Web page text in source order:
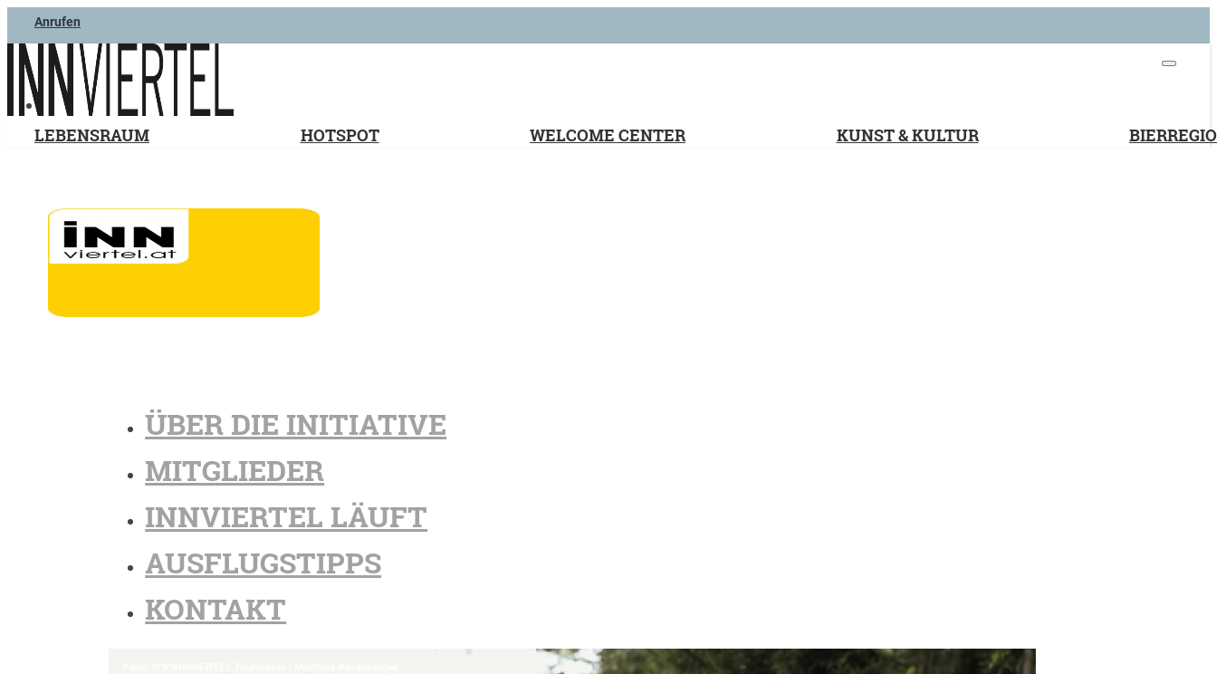
Anrufen
LEBENSRAUM HOTSPOT WELCOME CENTER KUNST & KULTUR
ÜBER DIE INITIATIVE
MITGLIEDER
INNVIERTEL LÄUFT
AUSFLUGSTIPPS
KONTAKT